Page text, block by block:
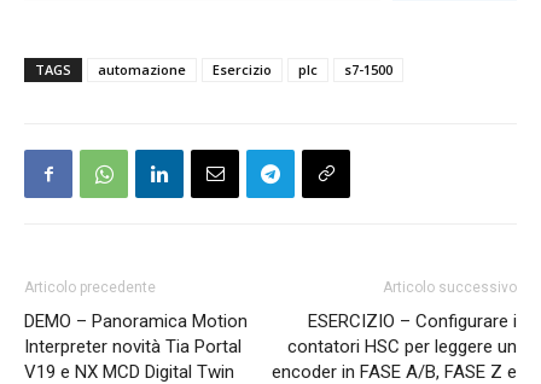
TAGS automazione Esercizio plc s7-1500
Articolo precedente
DEMO – Panoramica Motion
Interpreter novità Tia Portal
V19 e NX MCD Digital Twin
Articolo successivo
ESERCIZIO – Configurare i
contatori HSC per leggere un
encoder in FASE A/B, FASE Z e